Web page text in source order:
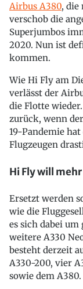
Airbus A380, die
verschob die
Superjumbos
2020. Nun ist
kommen.
Wie Hi Fly am
verlässt der
die Flotte
zurück, wenn
19-Pandemie
Flugzeugen
Hi Fly will
Ersetzt werden
wie die
es sich dabei
weitere A330
besteht derzeit
A330-200, vier
sowie dem A380.